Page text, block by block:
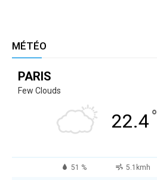
MÉTÉO
PARIS
Few Clouds
22.4°
51 % 5.1kmh